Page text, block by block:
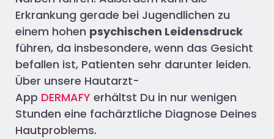
Erkrankung gerade bei Jugendlichen zu
einem hohen psychischen Leidensdruck
führen, da insbesondere, wenn das Gesicht
befallen ist, Patienten sehr darunter leiden.
Über unsere Hautarzt-
App DERMAFY erhältst Du in nur wenigen
Stunden eine fachärztliche Diagnose Deines
Hautproblems.